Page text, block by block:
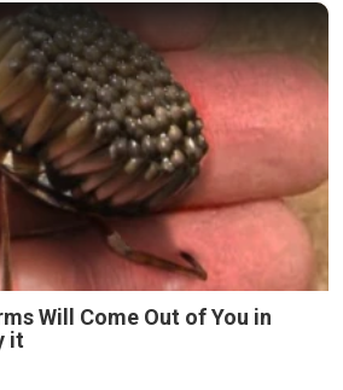
Will Come Out of You in
it